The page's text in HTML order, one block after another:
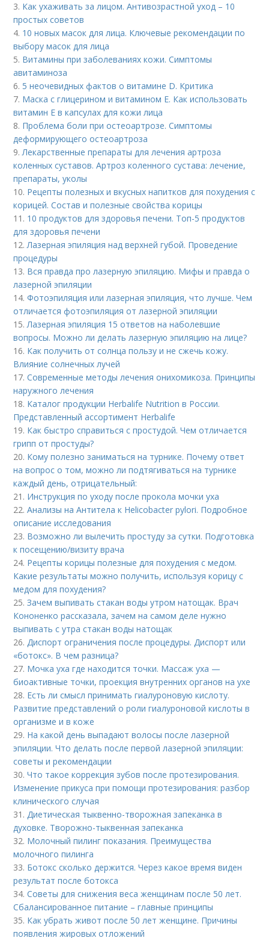
3. Как ухаживать за лицом. Антивозрастной уход – 10
простых советов
4. 10 новых масок для лица. Ключевые рекомендации по
выбору масок для лица
5. Витамины при заболеваниях кожи. Симптомы
авитаминоза
6. 5 неочевидных фактов о витамине D. Критика
7. Маска с глицерином и витамином Е. Как использовать
витамин E в капсулах для кожи лица
8. Проблема боли при остеоартрозе. Симптомы
деформирующего остеоартроза
9.Лекарственные препараты для лечения артроза
коленных суставов. Артроз коленного сустава: лечение,
препараты, уколы
10. Рецепты полезных и вкусных напитков для похудения с
корицей. Состав и полезные свойства корицы
11. 10 продуктов для здоровья печени. Топ-5 продуктов
для здоровья печени
12.Лазерная эпиляция над верхней губой. Проведение
процедуры
13. Вся правда про лазерную эпиляцию. Мифы и правда о
лазерной эпиляции
14.Фотоэпиляция или лазерная эпиляция, что лучше. Чем
отличается фотоэпиляция от лазерной эпиляции
15.Лазерная эпиляция 15 ответов на наболевшие
вопросы. Можно ли делать лазерную эпиляцию на лице?
16. Как получить от солнца пользу и не сжечь кожу.
Влияние солнечных лучей
17.Современные методы лечения онихомикоза. Принципы
наружного лечения
18. Каталог продукции Herbalife Nutrition в России.
Представленный ассортимент Herbalife
19. Как быстро справиться с простудой. Чем отличается
грипп от простуды?
20. Кому полезно заниматься на турнике. Почему ответ
на вопрос о том, можно ли подтягиваться на турнике
каждый день, отрицательный:
21. Инструкция по уходу после прокола мочки уха
22.Анализы на Антитела к Helicobacter pylori. Подробное
описание исследования
23. Возможно ли вылечить простуду за сутки. Подготовка
к посещению/визиту врача
24. Рецепты корицы полезные для похудения с медом.
Какие результаты можно получить, используя корицу с
медом для похудения?
25.Зачем выпивать стакан воды утром натощак. Врач
Кононенко рассказала, зачем на самом деле нужно
выпивать с утра стакан воды натощак
26.Диспорт ограничения после процедуры. Диспорт или
«ботокс». В чем разница?
27. Мочка уха где находится точки. Массаж уха —
биоактивные точки, проекция внутренних органов на ухе
28. Есть ли смысл принимать гиалуроновую кислоту.
Развитие представлений о роли гиалуроновой кислоты в
организме и в коже
29. На какой день выпадают волосы после лазерной
эпиляции. Что делать после первой лазерной эпиляции:
советы и рекомендации
30.Что такое коррекция зубов после протезирования.
Изменение прикуса при помощи протезирования: разбор
клинического случая
31.Диетическая тыквенно-творожная запеканка в
духовке. Творожно-тыквенная запеканка
32. Молочный пилинг показания. Преимущества
молочного пилинга
33. Ботокс сколько держится. Через какое время виден
результат после ботокса
34.Советы для снижения веса женщинам после 50 лет.
Сбалансированное питание – главные принципы
35. Как убрать живот после 50 лет женщине. Причины
появления жировых отложений